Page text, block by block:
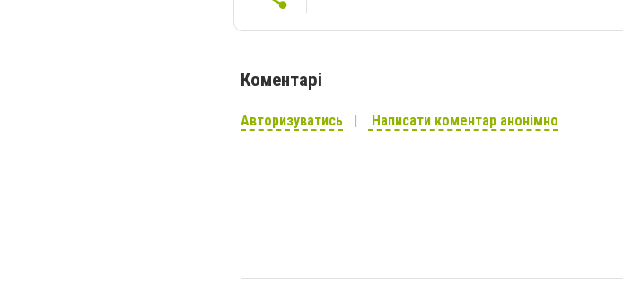
Коментарі
Авторизуватись Написати коментар анонімно